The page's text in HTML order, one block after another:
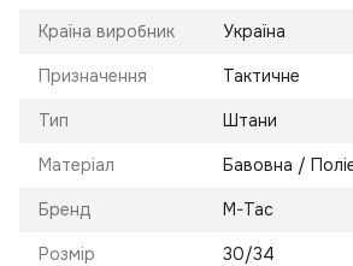
Країна виробник Україна
Призначення Тактичне
Тип Штани
Матеріал Бавовна /
Бренд M-Tac
Розмір 30/34